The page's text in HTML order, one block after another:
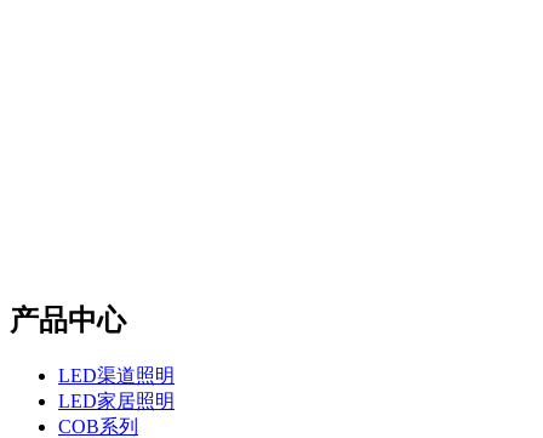
产品中心
LED渠道照明
LED家居照明
COB系列